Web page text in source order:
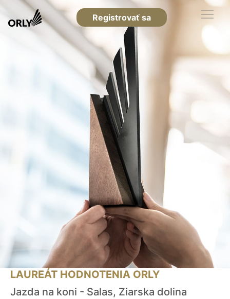
Registrovať sa
LAUREÁT HODNOTENIA ORLY
Jazda na koni - Salas, Ziarska dolina